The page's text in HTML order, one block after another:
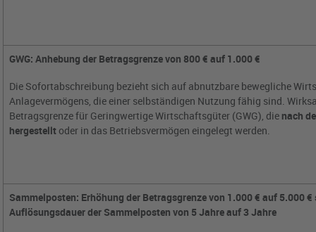
GWG: Anhebung der Betragsgrenze von 800 € auf 1.000 €
Die Sofortabschreibung bezieht sich auf abnutzbare bewegliche
Anlagevermögens, die einer selbständigen Nutzung fähig sind.
Betragsgrenze für Geringwertige Wirtschaftsgüter (GWG), die nach
hergestellt oder in das Betriebsvermögen eingelegt werden.
Sammelposten: Erhöhung der Betragsgrenze von 1.000 € auf 5.000
Auflösungsdauer der Sammelposten von 5 Jahre auf 3 Jahre